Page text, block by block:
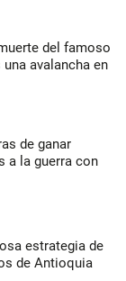
avalancha en
de ganar
a la guerra con
estrategia de
de Antioquia